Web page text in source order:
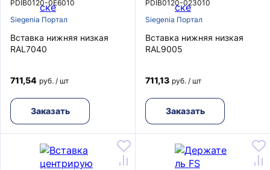
PDIB0120-0E6010
Siegenia Портал
Вставка нижняя низкая
RAL7040
711,54 руб. / шт
Заказать
PDIB0120-023010
Siegenia Портал
Вставка нижняя низкая
RAL9005
711,13 руб. / шт
Заказать